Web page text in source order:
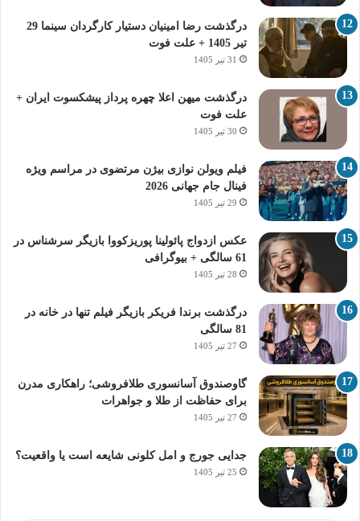
درگذشت رضا امینیان دستیار کارگردان سینما 29
تیر 1405 + علت فوت
31 تیر 1405
درگذشت میهن اعلا چهره پرداز پیشکسوت ایران +
علت فوت
30 تیر 1405
فیلم ویولن نوازی بیژن مرتضوی در مراسم ویژه
فینال جام جهانی 2026
29 تیر 1405
عکس ازدواج پائولینا پوریزکووا بازیگر سرشناس در
61 سالگی + بیوگرافی
28 تیر 1405
درگذشت برندا فریکر بازیگر فیلم تنها در خانه در
81 سالگی
27 تیر 1405
گاوصندوق آسانسوری طلافروشی؛ راهکاری مدرن
برای حفاظت از طلا و جواهرات
27 تیر 1405
جدایی جورج و امل کلونی شایعه است یا واقعیت؟
25 تیر 1405